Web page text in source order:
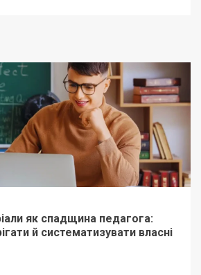
як спадщина педагога:
й систематизувати власні